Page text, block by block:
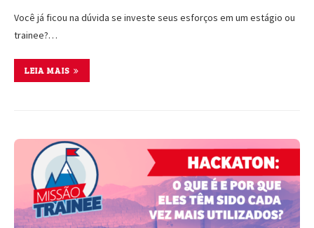
Você já ficou na dúvida se investe seus esforços em um estágio ou
trainee?…
LEIA MAIS